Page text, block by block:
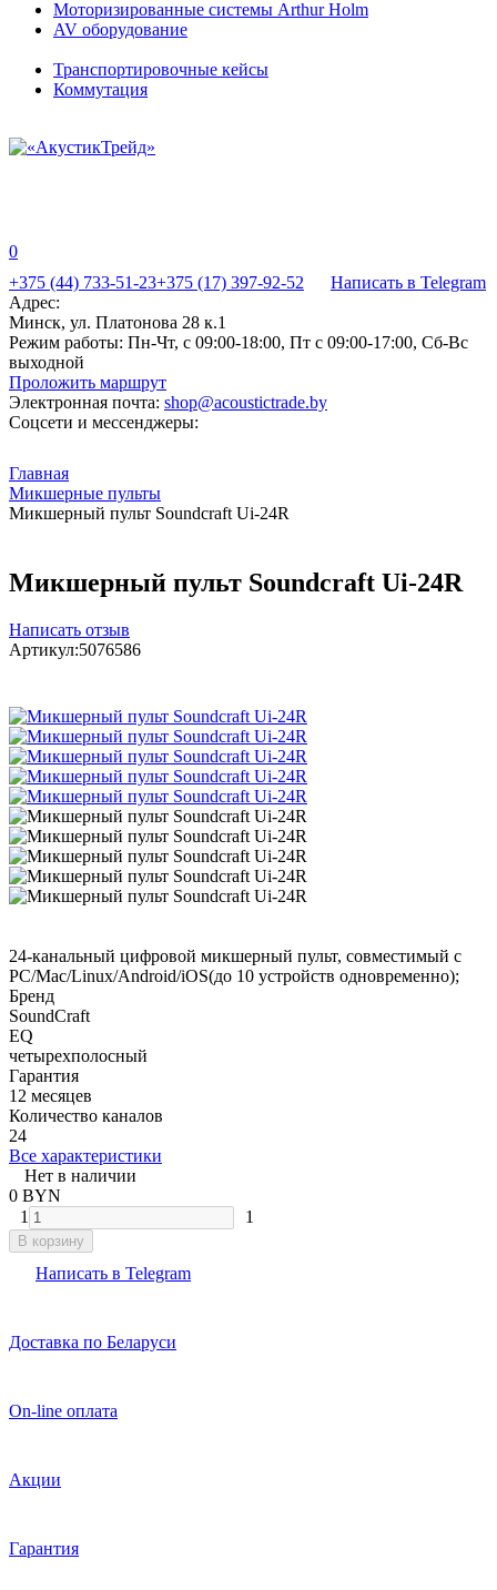
Моторизированные системы Arthur Holm
AV оборудование
Транспортировочные кейсы
Коммутация
0
+375 (44) 733-51-23+375 (17) 397-92-52
Написать в Telegram
Адрес:
Минск, ул. Платонова 28 к.1
Режим работы: Пн-Чт, с 09:00-18:00, Пт с 09:00-17:00, Сб-Вс
выходной
Проложить маршрут
Электронная почта: shop@acoustictrade.by
Соцсети и мессенджеры:
Главная
Микшерные пульты
Микшерный пульт Soundcraft Ui-24R
Микшерный пульт Soundcraft Ui-24R
Написать отзыв
Артикул:5076586
24-канальный цифровой микшерный пульт, совместимый с
PC/Mac/Linux/Android/iOS(до 10 устройств одновременно);
Бренд
SoundCraft
EQ
четырехполосный
Гарантия
12 месяцев
Количество каналов
24
Все характеристики
Нет в наличии
0 BYN
1
1
В корзину
Написать в Telegram
Доставка по Беларуси
On-line оплата
Акции
Гарантия